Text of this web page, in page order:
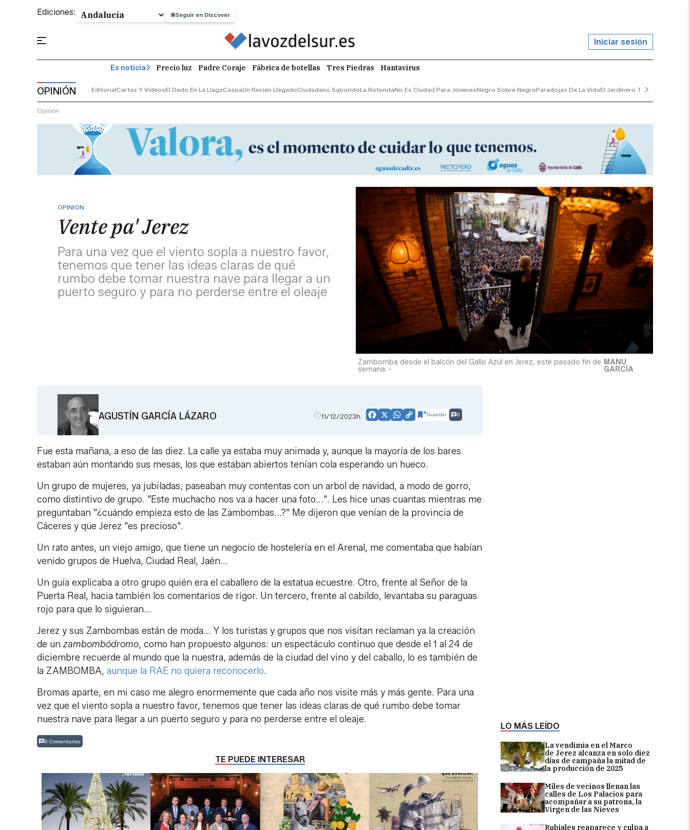
Ediciones: Seguir en Discover
Iniciar sesión
Es noticia Precio luz Padre Coraje Fábrica de botellas Tres Piedras Hantavirus
OPINIÓN EditorialCartas Y VídeosEl Dedo En La LlagaCaspaUn Recién LlegadoCiudadano SaboridoLa RotondaNo Es Ciudad Para JóvenesNegro Sobre NegroParadojas De La VidaEl Jardinero Tranquilo
Opinión
OPINIÓN
Vente pa' Jerez
Para una vez que el viento sopla a nuestro favor,
tenemos que tener las ideas claras de qué
rumbo debe tomar nuestra nave para llegar a un
puerto seguro y para no perderse entre el oleaje
Zambomba desde el balcón del Gallo Azul en Jerez, este pasado fin de
semana. -
MANU
GARCÍA
LO MÁS LEÍDO
La vendimia en el Marco
de Jerez alcanza en solo diez
días de campaña la mitad de
la producción de 2025
Miles de vecinos llenan las
calles de Los Palacios para
acompañar a su patrona, la
Virgen de las Nieves
Rubiales reaparece y culpa a
AGUSTÍN GARCÍA LÁZARO 11/12/2023h. Facebook
X WhatsApp
CopyGuardar 0
Fue esta mañana, a eso de las diez. La calle ya estaba muy animada y, aunque la mayoría de los bares
estaban aún montando sus mesas, los que estaban abiertos tenían cola esperando un hueco.
Un grupo de mujeres, ya jubiladas, paseaban muy contentas con un arbol de navidad, a modo de gorro,
como distintivo de grupo. "Este muchacho nos va a hacer una foto...". Les hice unas cuantas mientras me
preguntaban "¿cuándo empieza esto de las Zambombas...?" Me dijeron que venían de la provincia de
Cáceres y que Jerez "es precioso".
Un rato antes, un viejo amigo, que tiene un negocio de hostelería en el Arenal, me comentaba que habían
venido grupos de Huelva, Ciudad Real, Jaén...
Un guía explicaba a otro grupo quién era el caballero de la estatua ecuestre. Otro, frente al Señor de la
Puerta Real, hacia también los comentarios de rigor. Un tercero, frente al cabildo, levantaba su paraguas
rojo para que lo siguieran...
Jerez y sus Zambombas están de moda... Y los turistas y grupos que nos visitan reclaman ya la creación
de un zambombódromo, como han propuesto algunos: un espectáculo continuo que desde el 1 al 24 de
diciembre recuerde al mundo que la nuestra, además de la ciudad del vino y del caballo, lo es también de
la ZAMBOMBA, aunque la RAE no quiera reconocerlo.
Bromas aparte, en mi caso me alegro enormemente que cada año nos visite más y más gente. Para una
vez que el viento sopla a nuestro favor, tenemos que tener las ideas claras de qué rumbo debe tomar
nuestra nave para llegar a un puerto seguro y para no perderse entre el oleaje.
0 Comentarios
TE PUEDE INTERESAR